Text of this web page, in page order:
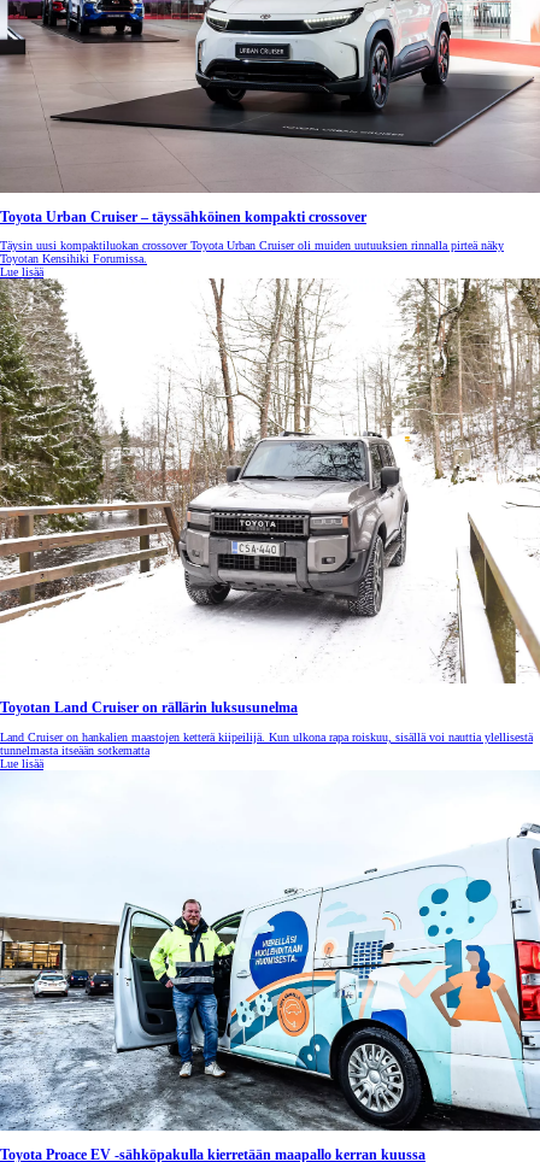
Toyota Urban Cruiser – täyssähköinen kompakti crossover
Täysin uusi kompaktiluokan crossover Toyota Urban Cruiser oli muiden uutuuksien rinnalla pirteä näky
Toyotan Kensihiki Forumissa.
Lue lisää
Toyotan Land Cruiser on rällärin luksusunelma
Land Cruiser on hankalien maastojen ketterä kiipeilijä. Kun ulkona rapa roiskuu, sisällä voi nauttia ylellisestä
tunnelmasta itseään sotkematta
Lue lisää
Toyota Proace EV -sähköpakulla kierretään maapallo kerran kuussa